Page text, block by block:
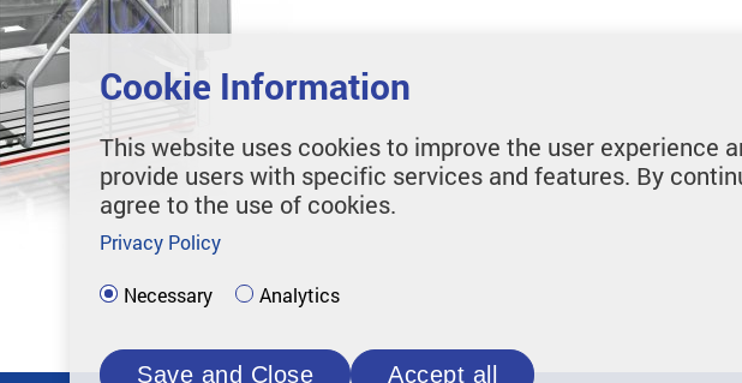
Cookie Information
This website uses cookies to improve the user experience
provide users with specific services and features. By
agree to the use of cookies.
Privacy Policy
Necessary Analytics
Accept all
Save and Close